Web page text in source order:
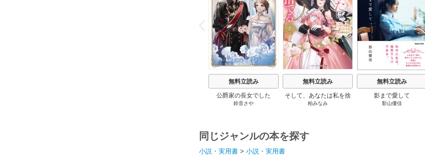
P
r
e
v
i
o
u
s
無料立読み
公爵家の長女でした
鈴音さや
無料立読み
そして、あなたは私を捨
てる
柏みなみ
無料立読み
影まで愛して
影山優佳
同じジャンルの本を探す
小説・実用書 > 小説・実用書